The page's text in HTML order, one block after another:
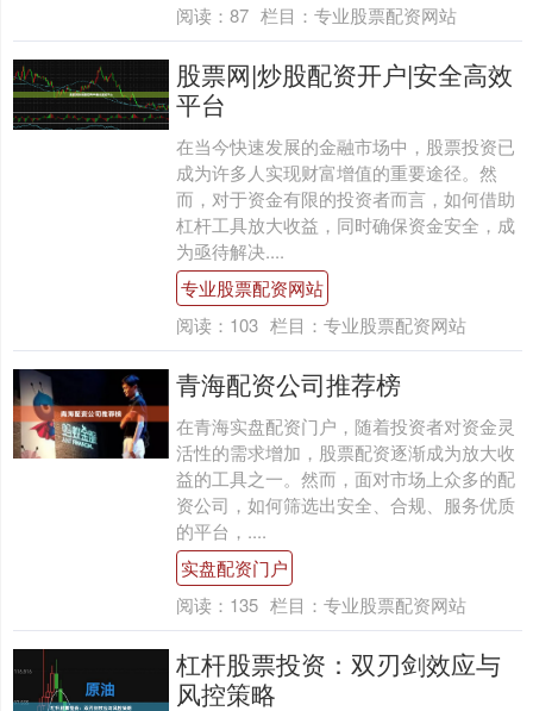
阅读： 87 栏目： 专业股票配资网站
股票网|炒股配资开户|安全高效
平台
在当今快速发展的金融市场中，股票投资已
成为许多人实现财富增值的重要途径。然
而，对于资金有限的投资者而言，如何借助
杠杆工具放大收益，同时确保资金安全，成
为亟待解决....
专业股票配资网站
阅读： 103 栏目： 专业股票配资网站
青海配资公司推荐榜
在青海实盘配资门户，随着投资者对资金灵
活性的需求增加，股票配资逐渐成为放大收
益的工具之一。然而，面对市场上众多的配
资公司，如何筛选出安全、合规、服务优质
的平台，....
实盘配资门户
阅读： 135 栏目： 专业股票配资网站
杠杆股票投资：双刃剑效应与
风控策略